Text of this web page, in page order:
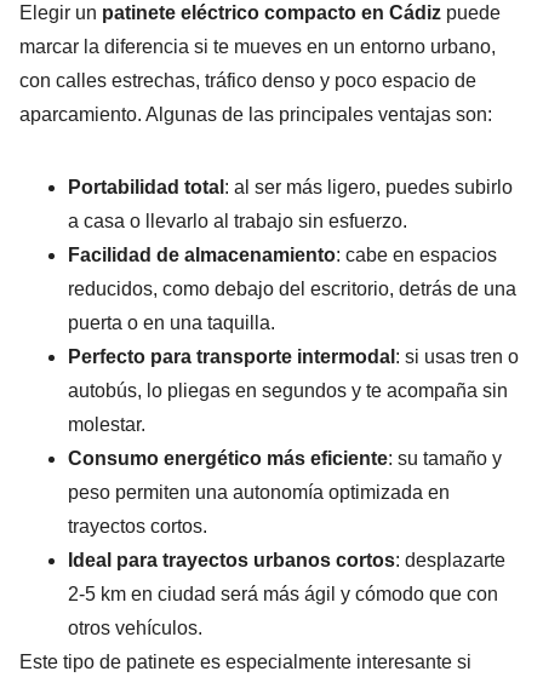
Elegir un patinete eléctrico compacto en Cádiz puede
marcar la diferencia si te mueves en un entorno urbano,
con calles estrechas, tráfico denso y poco espacio de
aparcamiento. Algunas de las principales ventajas son:
Portabilidad total : al ser más ligero, puedes subirlo
a casa o llevarlo al trabajo sin esfuerzo.
Facilidad de almacenamiento: cabe en espacios
reducidos, como debajo del escritorio, detrás de una
puerta o en una taquilla.
Perfecto para transporte intermodal : si usas tren o
autobús, lo pliegas en segundos y te acompaña sin
molestar.
Consumo energético más eficiente: su tamaño y
peso permiten una autonomía optimizada en
trayectos cortos.
Ideal para trayectos urbanos cortos: desplazarte
2-5 km en ciudad será más ágil y cómodo que con
otros vehículos.
Este tipo de patinete es especialmente interesante si